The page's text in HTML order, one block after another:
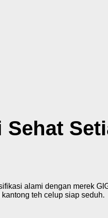
Sehat
alami dengan merek
teh celup siap seduh.